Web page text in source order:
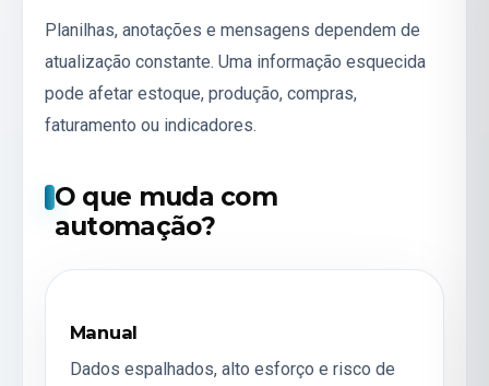
Planilhas, anotações e mensagens dependem de
atualização constante. Uma informação esquecida
pode afetar estoque, produção, compras,
faturamento ou indicadores.
O que muda com
automação?
Manual
Dados espalhados, alto esforço e risco de